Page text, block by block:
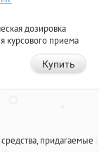
дозировка
курсового приема
Купить
придагаемые